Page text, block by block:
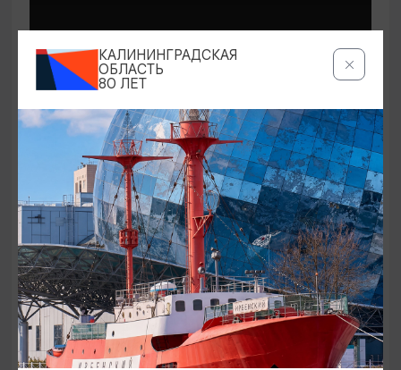
КОНЦЕРТЫ
Мероприятия в Доме-музее Германа
Брахерта в августе
01.08.2026 - 31.08.2026
Светлогорск, Дом-музей Германа Брахерта
КАЛИНИНГРАДСКАЯ
ОБЛАСТЬ
80 ЛЕТ